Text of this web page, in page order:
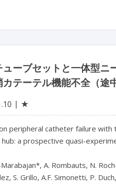
ューブセットと一体型ニ
カテーテル機能不全（
★
peripheral catheter failure
a prospective quasi-
A. Rombauts, N.
S. Grillo, A.F. Simonetti, P.